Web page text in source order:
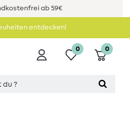
ab 59€
entdecken!
0 0